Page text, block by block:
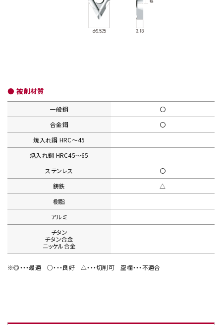
● 被削材質
一般鋼
〇
合金鋼
〇
焼入れ鋼 HRC〜45
焼入れ鋼 HRC45〜65
ステンレス
〇
鋳鉄
△
樹脂
アルミ
チタン
チタン合金
ニッケル合金
※◎・・・最適○・・・良好△・・・切削可 空欄・・・不適合